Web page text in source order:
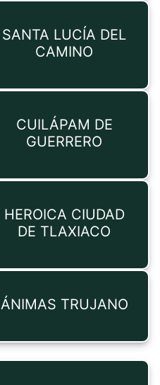
SANTA LUCÍA DEL
CAMINO
CUILÁPAM DE
GUERRERO
HEROICA CIUDAD
DE TLAXIACO
ÁNIMAS TRUJANO